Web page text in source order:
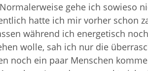
gehe ich sowieso
hatte ich mir vorher schon
während ich energetisch
wolle, sah ich nur die
noch ein paar Menschen